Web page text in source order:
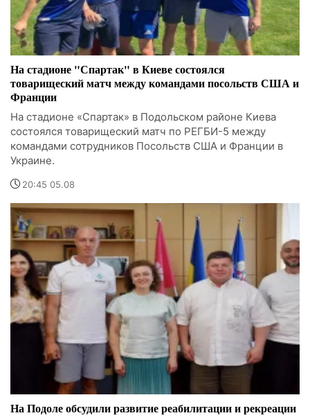
На стадионе "Спартак" в Киеве состоялся
товарищеский матч между командами посольств США и
Франции
На стадионе «Спартак» в Подольском районе Киева
состоялся товарищеский матч по РЕГБИ-5 между
командами сотрудников Посольств США и Франции в
Украине.
20:45 05.08
На Подоле обсудили развитие реабилитации и рекреации